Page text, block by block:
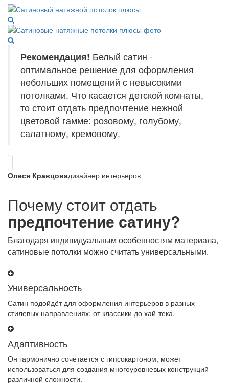
Рекомендация! Белый сатин -
оптимальное решение для оформления
небольших помещений с невысокими
потолками. Что касается детской комнаты,
то стоит отдать предпочтение нежной
цветовой гамме: розовому, голубому,
салатному, кремовому.
Олеся Кравцовадизайнер интерьеров
Почему стоит отдать
предпочтение сатину?
Благодаря индивидуальным особенностям материала,
сатиновые потолки можно считать универсальными.
Универсальность
Сатин подойдёт для оформления интерьеров в разных
стилевых направлениях: от классики до хай-тека.
Адаптивность
Он гармонично сочетается с гипсокартоном, может
использоваться для создания многоуровневых конструкций
различной сложности.